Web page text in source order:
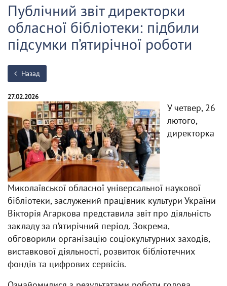
Публічний звіт директорки
обласної бібліотеки: підбили
підсумки п’ятирічної роботи
Назад
27.02.2026
У четвер, 26
лютого,
директорка
Миколаївської обласної універсальної наукової
бібліотеки, заслужений працівник культури України
Вікторія Агаркова представила звіт про діяльність
закладу за п’ятирічний період. Зокрема,
обговорили організацію соціокультурних заходів,
виставкової діяльності, розвиток бібліотечних
фондів та цифрових сервісів.